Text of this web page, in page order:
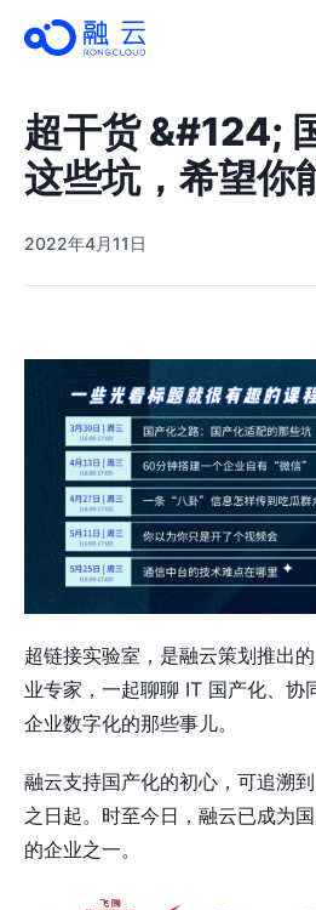
超干货 &#124;
这些坑，希望你
2022年4月11日
超链接实验室，是融云策划推出
业专家，一起聊聊 IT 国产化、协
企业数字化的那些事儿。
融云支持国产化的初心，可追溯
之日起。时至今日，融云已成为
的企业之一。